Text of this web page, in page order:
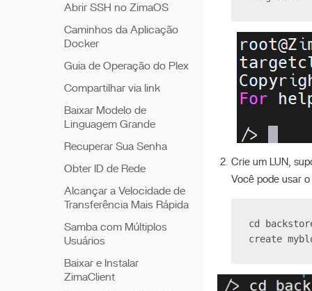
Crie um LUN,
Você pode usar o
cd
create
Abrir SSH no ZimaOS
Caminhos da Aplicação
Docker
Guia de Operação do Plex
Compartilhar via link
Baixar Modelo de
Linguagem Grande
Recuperar Sua Senha
Obter ID de Rede
Alcançar a Velocidade de
Transferência Mais Rápida
Samba com Múltiplos
Usuários
Baixar e Instalar
ZimaClient